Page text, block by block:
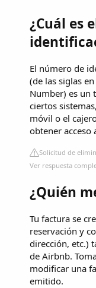
¿Cuál es
El número de
(de las siglas
Number​) es un
ciertos
móvil o el
obtener acceso
Solicitud de
Ver respuesta
¿Quién
Tu factura se
reservación y
dirección, etc.)
de Airbnb.
modificar una
emitido.